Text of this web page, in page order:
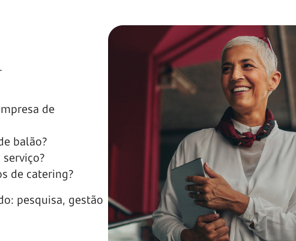
de
balão?
de catering?
pesquisa, gestão